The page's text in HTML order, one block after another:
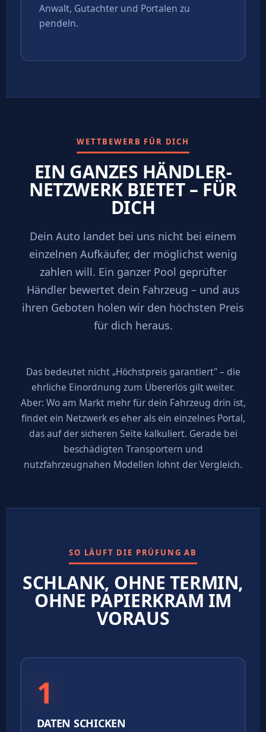
Anwalt, Gutachter und Portalen zu
pendeln.
WETTBEWERB FÜR DICH
EIN GANZES HÄNDLER-
NETZWERK BIETET – FÜR
DICH
Dein Auto landet bei uns nicht bei einem
einzelnen Aufkäufer, der möglichst wenig
zahlen will. Ein ganzer Pool geprüfter
Händler bewertet dein Fahrzeug – und aus
ihren Geboten holen wir den höchsten Preis
für dich heraus.
Das bedeutet nicht „Höchstpreis garantiert" – die
ehrliche Einordnung zum Übererlös gilt weiter.
Aber: Wo am Markt mehr für dein Fahrzeug drin ist,
findet ein Netzwerk es eher als ein einzelnes Portal,
das auf der sicheren Seite kalkuliert. Gerade bei
beschädigten Transportern und
nutzfahrzeugnahen Modellen lohnt der Vergleich.
SO LÄUFT DIE PRÜFUNG AB
SCHLANK, OHNE TERMIN,
OHNE PAPIERKRAM IM
VORAUS
1
DATEN SCHICKEN